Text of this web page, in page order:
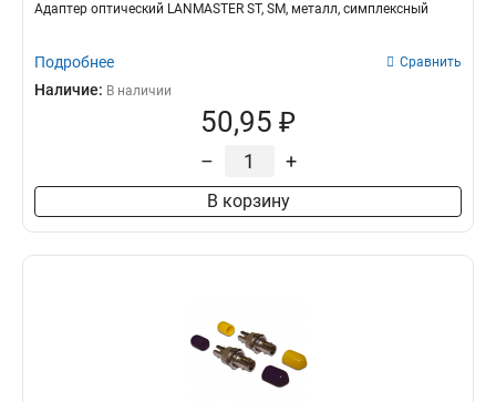
Адаптер оптический LANMASTER ST, SM, металл, симплексный
Подробнее Сравнить
Наличие: В наличии
50,95 ₽
– +
В корзину